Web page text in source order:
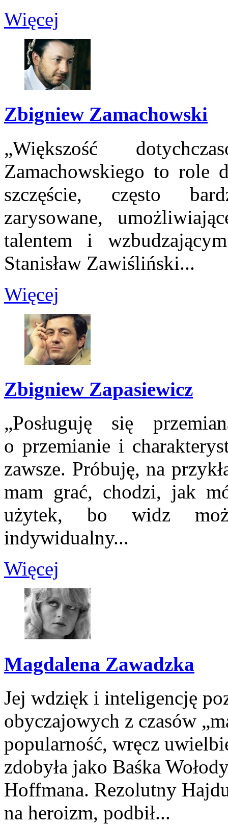
Więcej
Zbigniew Zamachowski
„Większość
Zamachowskiego to role
szczęście, często
zarysowane,
talentem i
Stanisław Zawiśliński...
Więcej
Zbigniew Zapasiewicz
„Posługuję się
o przemianie i
zawsze. Próbuję, na
mam grać, chodzi, jak
użytek, bo widz
indywidualny...
Więcej
Magdalena Zawadzka
Jej wdzięk i inteligencję
obyczajowych z czasów
popularność, wręcz
zdobyła jako Baśka
Hoffmana. Rezolutny
na heroizm, podbił...